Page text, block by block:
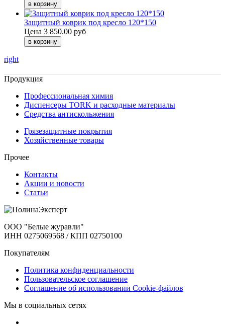
Защитный коврик под кресло 120*150
Цена 3 850.00 руб
right
Продукция
Профессиональная химия
Диспенсеры TORK и расходные материалы
Cредства антискольжения
Грязезащитные покрытия
Хозяйственные товары
Прочее
Контакты
Акции и новости
Статьи
ООО "Белые журавли"
ИНН 0275069568 / КПП 02750100
Покупателям
Политика конфиденциальности
Пользовательское соглашение
Соглашение об использовании Cookie-файлов
Мы в социальных сетях